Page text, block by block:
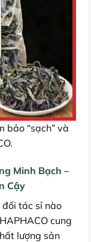
bảo “sạch” và
Minh Bạch –
Cậy
tác sỉ nào
cung
lượng sản